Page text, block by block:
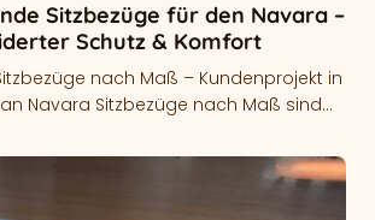
Sitzbezüge für den Navara –
Schutz & Komfort
nach Maß – Kundenprojekt in
Navara Sitzbezüge nach Maß sind